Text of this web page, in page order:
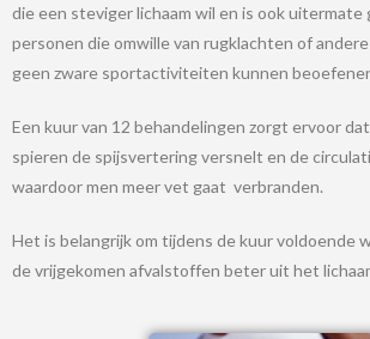
die een steviger lichaam wil en is ook uitermate
personen die omwille van rugklachten of
geen zware sportactiviteiten kunnen
Een kuur van 12 behandelingen zorgt ervoor
spieren de spijsvertering versnelt en de
waardoor men meer vet gaat verbranden.
Het is belangrijk om tijdens de kuur voldoende
de vrijgekomen afvalstoffen beter uit het